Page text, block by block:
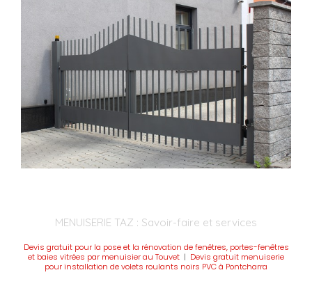
MENUISERIE TAZ : Savoir-faire et services
Devis gratuit pour la pose et la rénovation de fenêtres, portes-fenêtres
et baies vitrées par menuisier au Touvet | Devis gratuit menuiserie
pour installation de volets roulants noirs PVC à Pontcharra